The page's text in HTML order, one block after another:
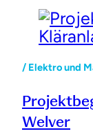
/ Elektro und
Welver